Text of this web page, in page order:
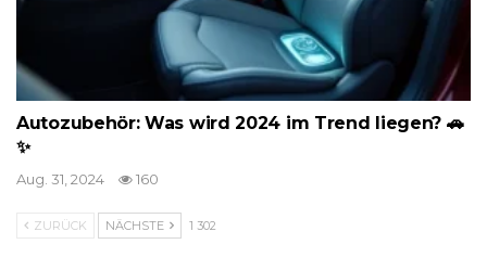
Autozubehör: Was wird 2024 im Trend liegen? 🚗
✨
Aug. 31, 2024 160
ZURÜCK NÄCHSTE 1 302